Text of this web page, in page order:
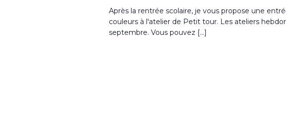
Après la rentrée scolaire, je vous propose une
couleurs à l'atelier de Petit tour. Les ateliers
septembre. Vous pouvez […]